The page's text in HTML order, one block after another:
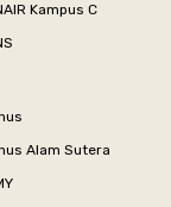
Kampus C
Alam Sutera